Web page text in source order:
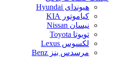
هیوندای Hyundai
کیاموتور KIA
نیسان Nissan
تویوتا Toyota
لکسوس Lexus
مرسدس بنز Benz